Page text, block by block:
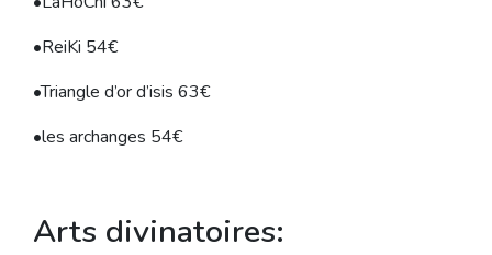
•ReiKi 54€
•Triangle d’or d’isis 63€
•les archanges 54€
Arts divinatoires: